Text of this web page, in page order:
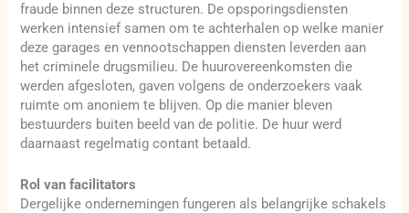
fraude binnen deze structuren. De opsporingsdiensten
werken intensief samen om te achterhalen op welke manier
deze garages en vennootschappen diensten leverden aan
het criminele drugsmilieu. De huurovereenkomsten die
werden afgesloten, gaven volgens de onderzoekers vaak
ruimte om anoniem te blijven. Op die manier bleven
bestuurders buiten beeld van de politie. De huur werd
daarnaast regelmatig contant betaald.
Rol van facilitators
Dergelijke ondernemingen fungeren als belangrijke schakels